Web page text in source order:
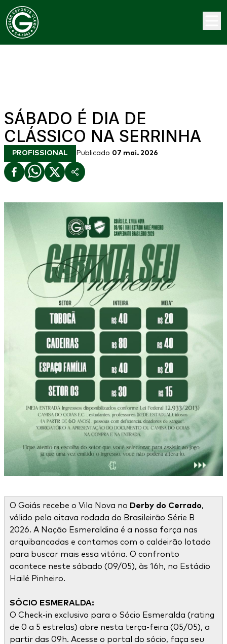
SÁBADO É DIA DE
CLÁSSICO NA SERRINHA
PROFISSIONAL Publicado 07 mai. 2026
O Goiás recebe o Vila Nova no Derby do Cerrado,
válido pela oitava rodada do Brasileirão Série B
2026. A Nação Esmeraldina é a nossa força nas
arquibancadas e contamos com o caldeirão lotado
para buscar mais essa vitória. O confronto
acontece neste sábado (09/05), às 16h, no Estádio
Hailé Pinheiro.
SÓCIO ESMERALDA:
O Check-in exclusivo para o Sócio Esmeralda (rating
de 0 a 5 estrelas) abre nesta terça-feira (05/05), a
partir das 09h. Acesse o portal do sócio, faça seu